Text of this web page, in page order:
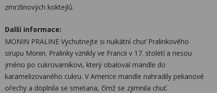
zmrzlinových koktejlů.
Další informace:
MONIN PRALINE Vychutnejte si nuikátní chuť Pralinkového
sirupu Monin. Pralinky vznikly ve Francii v 17. století a nesou
jméno po cukrovarníkovi, který obaloval mandle do
karamelizovaného cukru. V Americe mandle nahradily pekanové
ořechy a doplnila se smetana, čímž se zjimnila chuť.